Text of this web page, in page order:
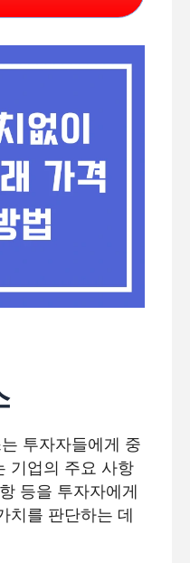
투자자들에게 중
기업의 주요 사항
등을 투자자에게
치를 판단하는 데